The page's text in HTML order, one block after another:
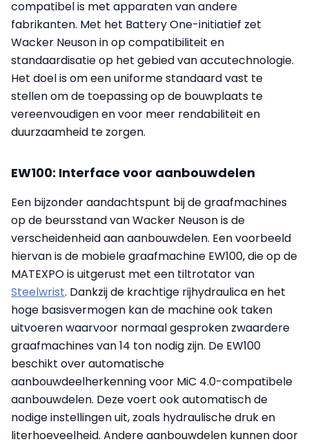
compatibel is met apparaten van andere
fabrikanten. Met het Battery One-initiatief zet
Wacker Neuson in op compatibiliteit en
standaardisatie op het gebied van accutechnologie.
Het doel is om een uniforme standaard vast te
stellen om de toepassing op de bouwplaats te
vereenvoudigen en voor meer rendabiliteit en
duurzaamheid te zorgen.
EW100: Interface voor aanbouwdelen
Een bijzonder aandachtspunt bij de graafmachines
op de beursstand van Wacker Neuson is de
verscheidenheid aan aanbouwdelen. Een voorbeeld
hiervan is de mobiele graafmachine EW100, die op de
MATEXPO is uitgerust met een tiltrotator van
Steelwrist. Dankzij de krachtige rijhydraulica en het
hoge basisvermogen kan de machine ook taken
uitvoeren waarvoor normaal gesproken zwaardere
graafmachines van 14 ton nodig zijn. De EW100
beschikt over automatische
aanbouwdeelherkenning voor MiC 4.0-compatibele
aanbouwdelen. Deze voert ook automatisch de
nodige instellingen uit, zoals hydraulische druk en
literhoeveelheid. Andere aanbouwdelen kunnen door